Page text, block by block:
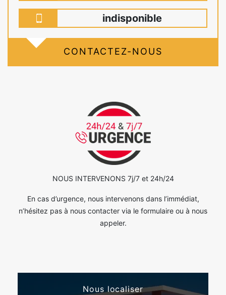
indisponible
CONTACTEZ-NOUS
NOUS INTERVENONS 7j/7 et 24h/24
En cas d’urgence, nous intervenons dans l’immédiat,
n’hésitez pas à nous contacter via le formulaire ou à nous
appeler.
Nous localiser